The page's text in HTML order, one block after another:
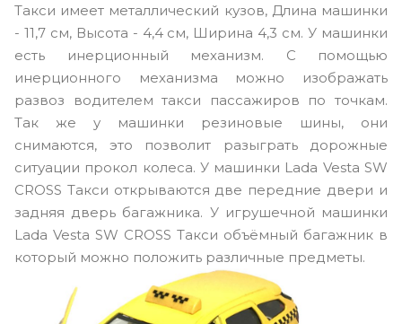
Такси имеет металлический кузов, Длина машинки
- 11,7 см, Высота - 4,4 см, Ширина 4,3 см. У машинки
есть инерционный механизм. С помощью
инерционного механизма можно изображать
развоз водителем такси пассажиров по точкам.
Так же у машинки резиновые шины, они
снимаются, это позволит разыграть дорожные
ситуации прокол колеса. У машинки Lada Vesta SW
CROSS Такси открываются две передние двери и
задняя дверь багажника. У игрушечной машинки
Lada Vesta SW CROSS Такси объёмный багажник в
который можно положить различные предметы.